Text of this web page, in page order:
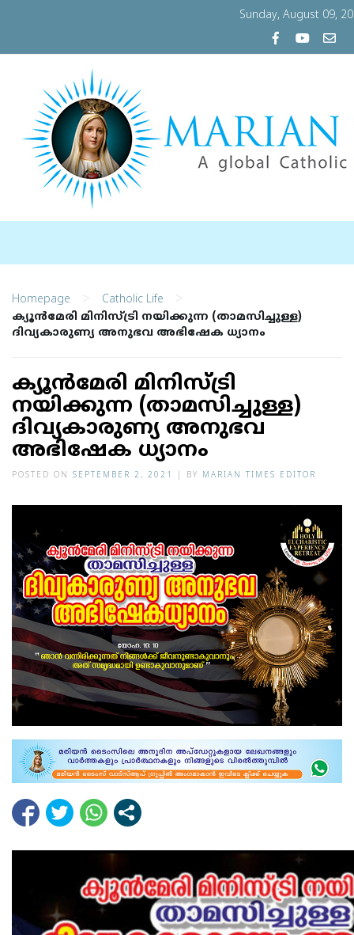
Sunday, August 09,
Homepage > Catholic Life >
ക്യൂന്‍മേരി മിനിസ്ട്രി നയിക്കുന്ന (താമസിച്ചുള്ള)
ദിവ്യകാരുണ്യ അനുഭവ അഭിഷേക ധ്യാനം
ക്യൂന്‍മേരി മിനിസ്ട്രി
നയിക്കുന്ന (താമസിച്ചുള്ള)
ദിവ്യകാരുണ്യ അനുഭവ
അഭിഷേക ധ്യാനം
POSTED ON SEPTEMBER 2, 2021 BY MARIAN TIMES EDITOR